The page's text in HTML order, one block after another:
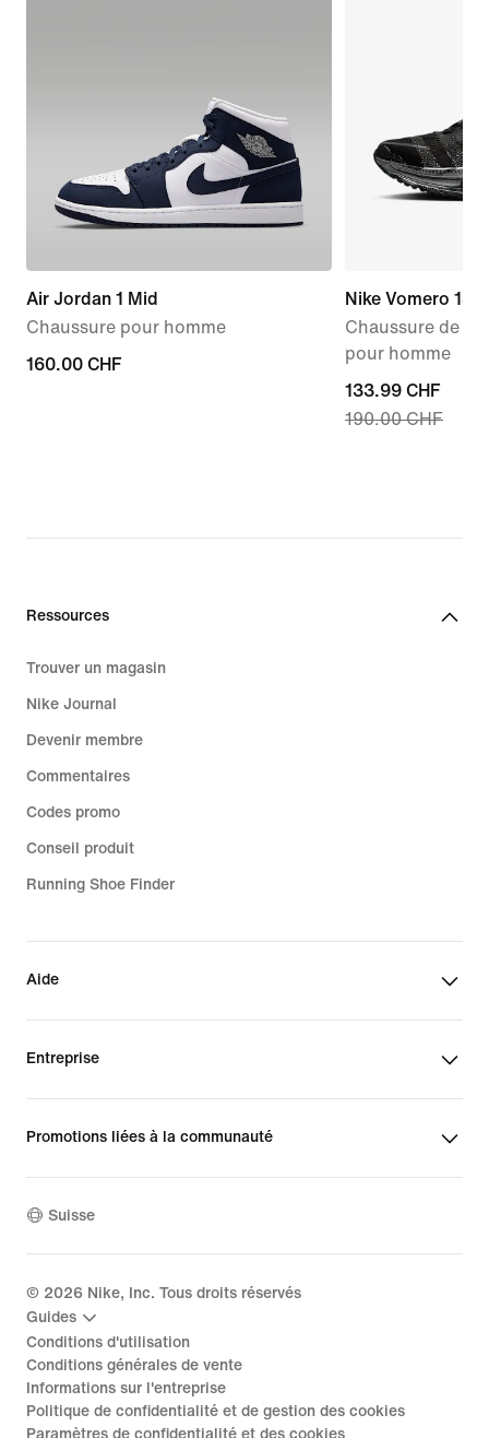
Air Jordan 1 Mid
Chaussure pour homme
160.00 CHF
160.00 CHF
Nike Vomero 18
Chaussure de
pour homme
current
price
190.00 CHF
133.99 CHF
190.00 CHF
Ressources
Trouver un magasin
Nike Journal
Devenir membre
Commentaires
Codes promo
Conseil produit
Running Shoe Finder
Aide
Entreprise
Promotions liées à la communauté
Suisse
© 2026 Nike, Inc. Tous droits réservés
Guides
Conditions d'utilisation
Conditions générales de vente
Informations sur l'entreprise
Politique de confidentialité et de gestion des cookies
Paramètres de confidentialité et des cookies